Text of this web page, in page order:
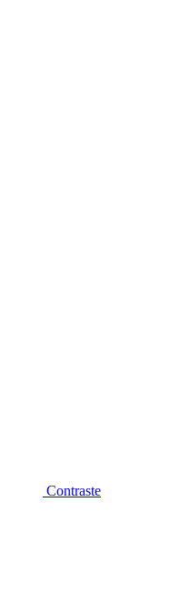
Contraste